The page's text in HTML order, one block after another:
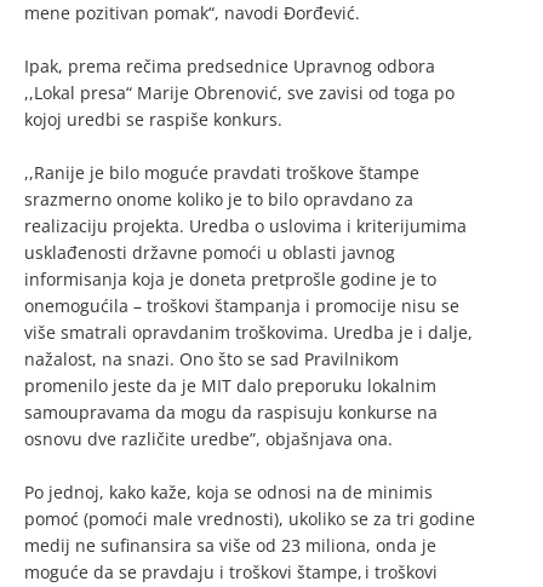
mene pozitivan pomak“, navodi Đorđević.
Ipak, prema rečima predsednice Upravnog odbora
,,Lokal presa“ Marije Obrenović, sve zavisi od toga po
kojoj uredbi se raspiše konkurs.
,,Ranije je bilo moguće pravdati troškove štampe
srazmerno onome koliko je to bilo opravdano za
realizaciju projekta. Uredba o uslovima i kriterijumima
usklađenosti državne pomoći u oblasti javnog
informisanja koja je doneta pretprošle godine je to
onemogućila – troškovi štampanja i promocije nisu se
više smatrali opravdanim troškovima. Uredba je i dalje,
nažalost, na snazi. Ono što se sad Pravilnikom
promenilo jeste da je MIT dalo preporuku lokalnim
samoupravama da mogu da raspisuju konkurse na
osnovu dve različite uredbe”, objašnjava ona.
Po jednoj, kako kaže, koja se odnosi na de minimis
pomoć (pomoći male vrednosti), ukoliko se za tri godine
medij ne sufinansira sa više od 23 miliona, onda je
moguće da se pravdaju i troškovi štampe, i troškovi